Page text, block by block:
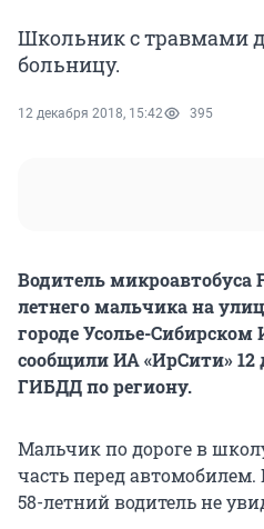
Школьник с травмами
больницу.
12 декабря 2018, 15:42 395
Водитель микроавтобуса
летнего мальчика на
городе Усолье-Сибирском
сообщили ИА «ИрСити» 12
ГИБДД по региону.
Мальчик по дороге в
часть перед автомобилем.
58-летний водитель не